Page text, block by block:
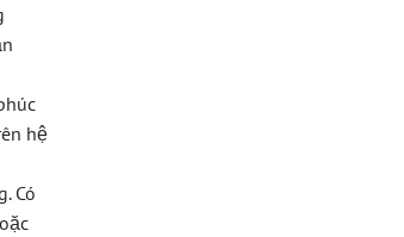
hệ
Có